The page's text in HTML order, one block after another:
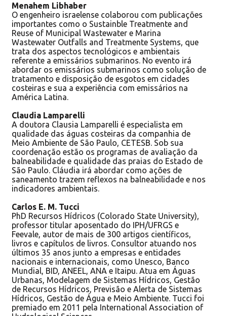
Menahem Libhaber
O engenheiro israelense colaborou com publicações
importantes como o Sustainble Treatmente and
Reuse of Municipal Wastewater e Marina
Wastewater Outfalls and Treatmente Systems, que
trata dos aspectos tecnológicos e ambientais
referente a emissários submarinos. No evento irá
abordar os emissários submarinos como solução de
tratamento e disposição de esgotos em cidades
costeiras e sua a experiência com emissários na
América Latina.
Claudia Lamparelli
A doutora Clausia Lamparelli é especialista em
qualidade das águas costeiras da companhia de
Meio Ambiente de São Paulo, CETESB. Sob sua
coordenação estão os programas de avaliação da
balneabilidade e qualidade das praias do Estado de
São Paulo. Cláudia irá abordar como ações de
saneamento trazem reflexos na balneabilidade e nos
indicadores ambientais.
Carlos E. M. Tucci
PhD Recursos Hídricos (Colorado State University),
professor titular aposentado do IPH/UFRGS e
Feevale, autor de mais de 300 artigos científicos,
livros e capítulos de livros. Consultor atuando nos
últimos 35 anos junto a empresas e entidades
nacionais e internacionais, como Unesco, Banco
Mundial, BID, ANEEL, ANA e Itaipu. Atua em Águas
Urbanas, Modelagem de Sistemas Hídricos, Gestão
de Recursos Hídricos, Previsão e Alerta de Sistemas
Hídricos, Gestão de Água e Meio Ambiente. Tucci foi
premiado em 2011 pela International Association of